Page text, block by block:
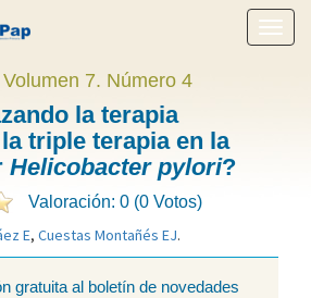
menú
7. Número 4
la terapia
triple terapia en la
Helicobacter pylori?
Valoración: 0 (0 Votos)
E, Cuestas Montañés EJ.
gratuita al boletín de novedades